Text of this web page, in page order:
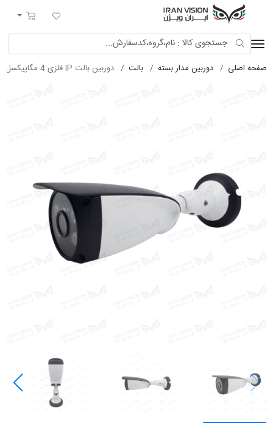
لیست مورد علاقه
سبد خرید
صفحه اصلی دوربین مدار بسته بالت دوربین بالت IP فلزی 4 مگاپیکسل با لنز 3.6 شب رنگی